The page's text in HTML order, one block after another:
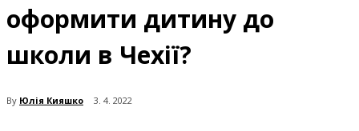
оформити дитину до
школи в Чехії?
By Юлія Кияшко 3. 4. 2022